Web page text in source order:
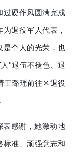
过硬作风圆满完成
退役军人代表，
是个人的光荣，也
"退伍不褪色、退
王璐瑶前往区退役
表感谢，她激动地
标准、顽强意志和